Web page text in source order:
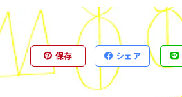
保存 シェア